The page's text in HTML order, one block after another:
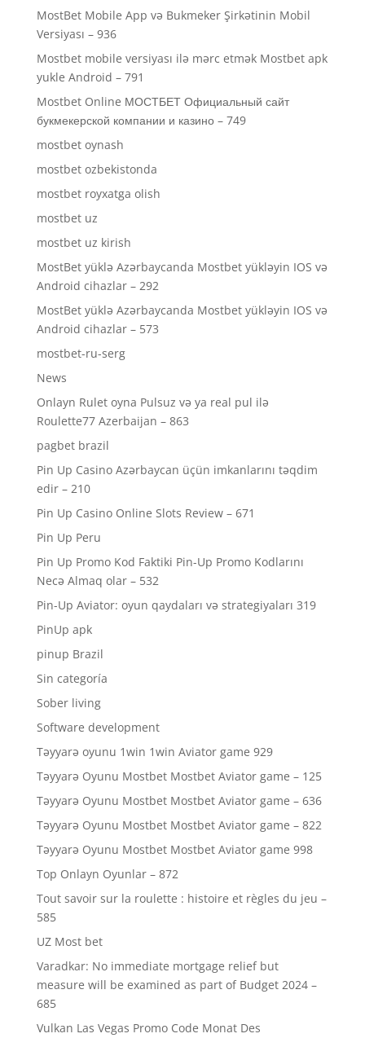
MostBet Mobile App və Bukmeker Şirkətinin Mobil
Versiyası – 936
Mostbet mobile versiyası ilə mərc etmək Mostbet apk
yukle Android – 791
Mostbet Online МОСТБЕТ Официальный сайт
букмекерской компании и казино – 749
mostbet oynash
mostbet ozbekistonda
mostbet royxatga olish
mostbet uz
mostbet uz kirish
MostBet yüklə Azərbaycanda Mostbet yükləyin IOS və
Android cihazlar – 292
MostBet yüklə Azərbaycanda Mostbet yükləyin IOS və
Android cihazlar – 573
mostbet-ru-serg
News
Onlayn Rulet oyna Pulsuz və ya real pul ilə
Roulette77 Azerbaijan – 863
pagbet brazil
Pin Up Casino Azərbaycan üçün imkanlarını təqdim
edir – 210
Pin Up Casino Online Slots Review – 671
Pin Up Peru
Pin Up Promo Kod Faktiki Pin-Up Promo Kodlarını
Necə Almaq olar – 532
Pin-Up Aviator: oyun qaydaları və strategiyaları 319
PinUp apk
pinup Brazil
Sin categoría
Sober living
Software development
Təyyarə oyunu 1win 1win Aviator game 929
Təyyarə Oyunu Mostbet Mostbet Aviator game – 125
Təyyarə Oyunu Mostbet Mostbet Aviator game – 636
Təyyarə Oyunu Mostbet Mostbet Aviator game – 822
Təyyarə Oyunu Mostbet Mostbet Aviator game 998
Top Onlayn Oyunlar – 872
Tout savoir sur la roulette : histoire et règles du jeu –
585
UZ Most bet
Varadkar: No immediate mortgage relief but
measure will be examined as part of Budget 2024 –
685
Vulkan Las Vegas Promo Code Monat Des